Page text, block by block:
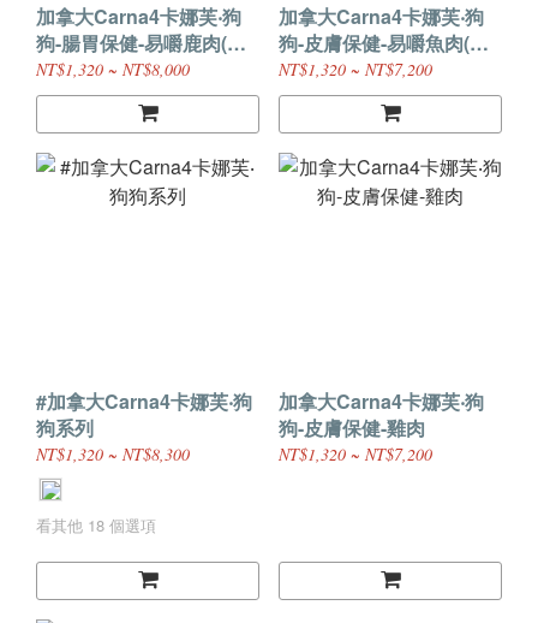
加拿大Carna4卡娜芙‧狗
狗-腸胃保健-易嚼鹿肉(小
顆粒)
NT$1,320 ~ NT$8,000
加拿大Carna4卡娜芙‧狗
狗-皮膚保健-易嚼魚肉(小
顆粒)
NT$1,320 ~ NT$7,200
#加拿大Carna4卡娜芙‧狗
狗系列
NT$1,320 ~ NT$8,300
看其他 18 個選項
加拿大Carna4卡娜芙‧狗
狗-皮膚保健-雞肉
NT$1,320 ~ NT$7,200